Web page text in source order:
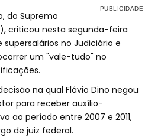
do Supremo
criticou nesta segunda-feira
no Judiciário e
um "vale-tudo" no
na qual Flávio Dino negou
para receber auxílio-
ao período entre 2007 e 2011,
de juiz federal.